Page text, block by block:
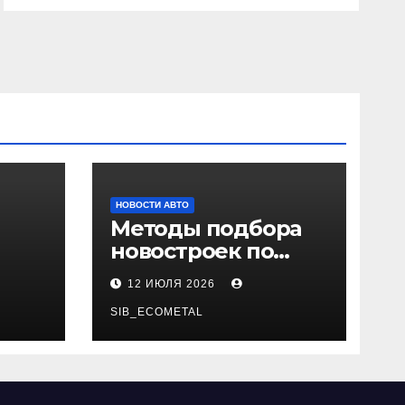
НОВОСТИ АВТО
Методы подбора
новостроек по
заданным
критериям
12 ИЮЛЯ 2026
SIB_ECOMETAL